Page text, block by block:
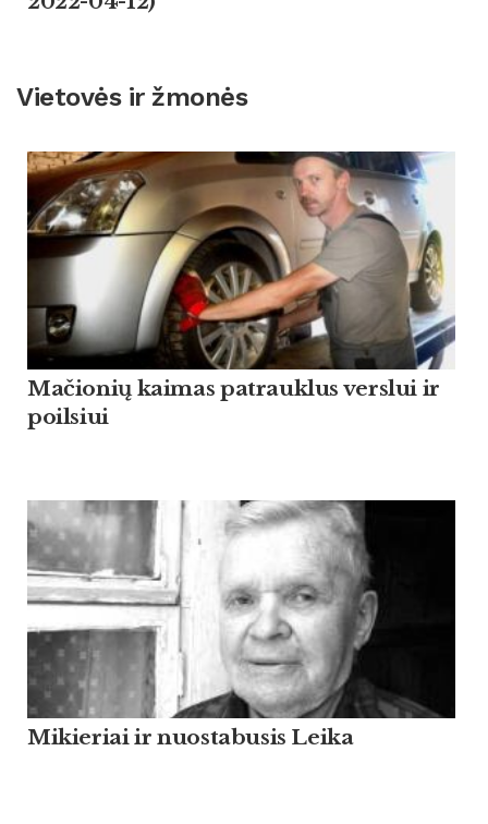
Vietovės ir žmonės
Mačionių kaimas patrauklus verslui ir
poilsiui
Mikieriai ir nuostabusis Leika